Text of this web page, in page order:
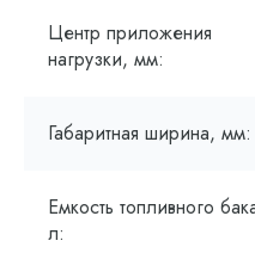
Центр приложения
нагрузки, мм:
Габаритная ширина, мм:
Емкость топливного
л: